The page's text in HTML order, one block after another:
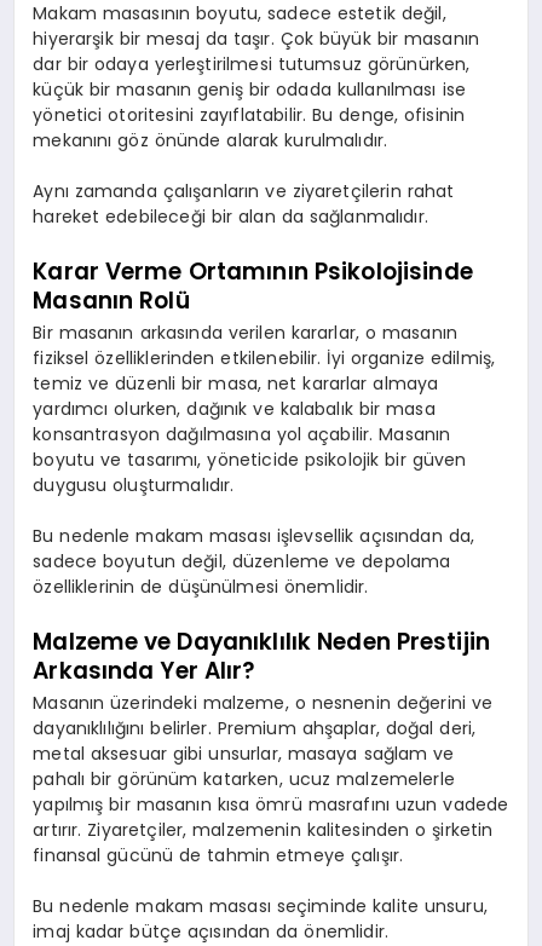
Makam masasının boyutu, sadece estetik değil,
hiyerarşik bir mesaj da taşır. Çok büyük bir masanın
dar bir odaya yerleştirilmesi tutumsuz görünürken,
küçük bir masanın geniş bir odada kullanılması ise
yönetici otoritesini zayıflatabilir. Bu denge, ofisinin
mekanını göz önünde alarak kurulmalıdır.
Aynı zamanda çalışanların ve ziyaretçilerin rahat
hareket edebileceği bir alan da sağlanmalıdır.
Karar Verme Ortamının Psikolojisinde
Masanın Rolü
Bir masanın arkasında verilen kararlar, o masanın
fiziksel özelliklerinden etkilenebilir. İyi organize edilmiş,
temiz ve düzenli bir masa, net kararlar almaya
yardımcı olurken, dağınık ve kalabalık bir masa
konsantrasyon dağılmasına yol açabilir. Masanın
boyutu ve tasarımı, yöneticide psikolojik bir güven
duygusu oluşturmalıdır.
Bu nedenle makam masası işlevsellik açısından da,
sadece boyutun değil, düzenleme ve depolama
özelliklerinin de düşünülmesi önemlidir.
Malzeme ve Dayanıklılık Neden Prestijin
Arkasında Yer Alır?
Masanın üzerindeki malzeme, o nesnenin değerini ve
dayanıklılığını belirler. Premium ahşaplar, doğal deri,
metal aksesuar gibi unsurlar, masaya sağlam ve
pahalı bir görünüm katarken, ucuz malzemelerle
yapılmış bir masanın kısa ömrü masrafını uzun vadede
artırır. Ziyaretçiler, malzemenin kalitesinden o şirketin
finansal gücünü de tahmin etmeye çalışır.
Bu nedenle makam masası seçiminde kalite unsuru,
imaj kadar bütçe açısından da önemlidir.